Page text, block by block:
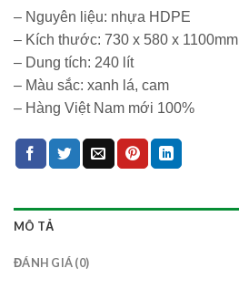
– Nguyên liệu: nhựa HDPE
– Kích thước: 730 x 580 x 1100mm
– Dung tích: 240 lít
– Màu sắc: xanh lá, cam
– Hàng Việt Nam mới 100%
MÔ TẢ
ĐÁNH GIÁ (0)